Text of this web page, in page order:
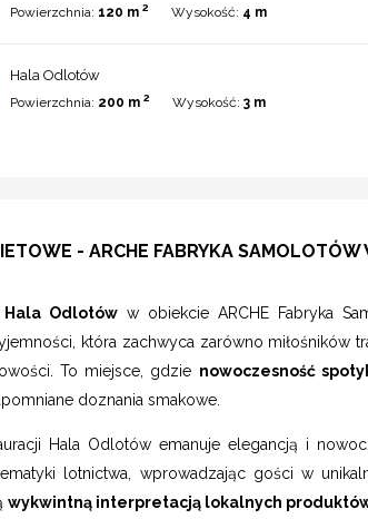
Powierzchnia: 120 m 2 Wysokość: 4 m
Hala Odlotów
Powierzchnia: 200 m 2 Wysokość: 3 m
- ARCHE FABRYKA SAMOLOTÓW
Hala Odlotów w obiekcie ARCHE Fabryka
która zachwyca zarówno miłośników
To miejsce, gdzie nowoczesność
doznania smakowe.
Hala Odlotów emanuje elegancją i
lotnictwa, wprowadzając gości w
wykwintną interpretacją lokalnych